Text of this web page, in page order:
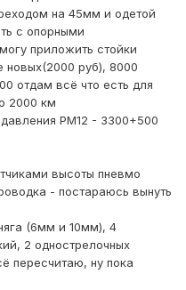
на 45мм и одетой
с опорными
приложить стойки
новых(2000 руб), 8000
отдам всё что есть для
2000 км
РМ12 - 3300+500
высоты пневмо
- постараюсь вынуть
(6мм и 10мм), 4
2 однострелочных
пересчитаю, ну пока